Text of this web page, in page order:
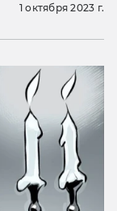
1 октября 2023 г.